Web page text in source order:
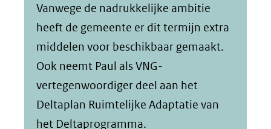
Vanwege de nadrukkelijke ambitie
heeft de gemeente er dit termijn extra
middelen voor beschikbaar gemaakt.
Ook neemt Paul als VNG-
vertegenwoordiger deel aan het
Deltaplan Ruimtelijke Adaptatie van
het Deltaprogramma.